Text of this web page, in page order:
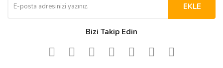
EKLE
Bizi Takip Edin